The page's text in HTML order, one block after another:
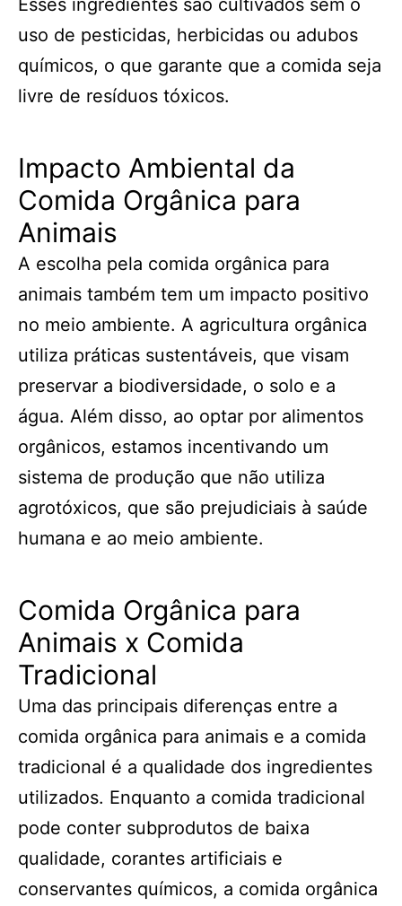
Esses ingredientes são cultivados sem o
uso de pesticidas, herbicidas ou adubos
químicos, o que garante que a comida seja
livre de resíduos tóxicos.
Impacto Ambiental da
Comida Orgânica para
Animais
A escolha pela comida orgânica para
animais também tem um impacto positivo
no meio ambiente. A agricultura orgânica
utiliza práticas sustentáveis, que visam
preservar a biodiversidade, o solo e a
água. Além disso, ao optar por alimentos
orgânicos, estamos incentivando um
sistema de produção que não utiliza
agrotóxicos, que são prejudiciais à saúde
humana e ao meio ambiente.
Comida Orgânica para
Animais x Comida
Tradicional
Uma das principais diferenças entre a
comida orgânica para animais e a comida
tradicional é a qualidade dos ingredientes
utilizados. Enquanto a comida tradicional
pode conter subprodutos de baixa
qualidade, corantes artificiais e
conservantes químicos, a comida orgânica